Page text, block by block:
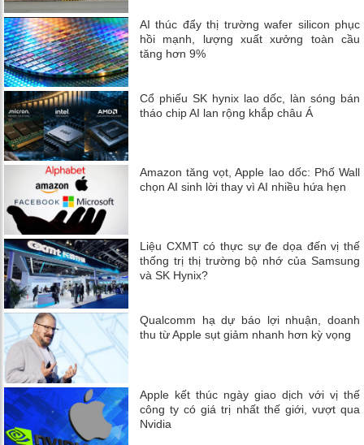
AI thúc đẩy thị trường wafer silicon phục
hồi mạnh, lượng xuất xưởng toàn cầu
tăng hơn 9%
Cổ phiếu SK hynix lao dốc, làn sóng bán
tháo chip AI lan rộng khắp châu Á
Amazon tăng vọt, Apple lao dốc: Phố Wall
chọn AI sinh lời thay vì AI nhiều hứa hẹn
Liệu CXMT có thực sự đe dọa đến vị thế
thống trị thị trường bộ nhớ của Samsung
và SK Hynix?
Qualcomm hạ dự báo lợi nhuận, doanh
thu từ Apple sụt giảm nhanh hơn kỳ vọng
Apple kết thúc ngày giao dịch với vị thế
công ty có giá trị nhất thế giới, vượt qua
Nvidia